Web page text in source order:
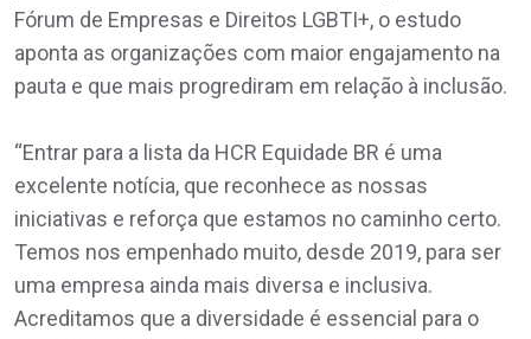
Fórum de Empresas e Direitos LGBTI+, o estudo
aponta as organizações com maior engajamento na
pauta e que mais progrediram em relação à inclusão.
“Entrar para a lista da HCR Equidade BR é uma
excelente notícia, que reconhece as nossas
iniciativas e reforça que estamos no caminho certo.
Temos nos empenhado muito, desde 2019, para ser
uma empresa ainda mais diversa e inclusiva.
Acreditamos que a diversidade é essencial para o